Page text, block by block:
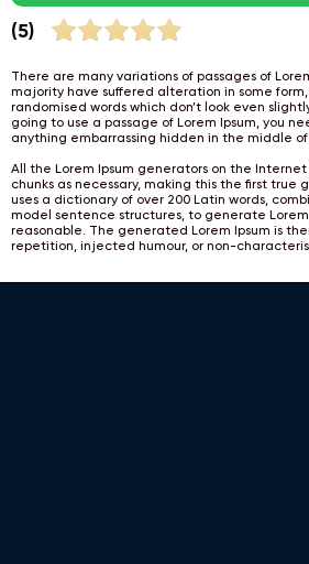
(5)
There are many variations of passages of
majority have suffered alteration in some
randomised words which don’t look even
going to use a passage of Lorem Ipsum, you
anything embarrassing hidden in the middle
All the Lorem Ipsum generators on the
chunks as necessary, making this the first
uses a dictionary of over 200 Latin words,
model sentence structures, to generate Lorem
reasonable. The generated Lorem Ipsum is
repetition, injected humour, or non-